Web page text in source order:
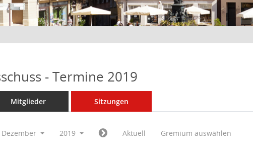
- Termine 2019
Mitglieder Sitzungen
Dezember 2019 Aktuell Gremium auswählen